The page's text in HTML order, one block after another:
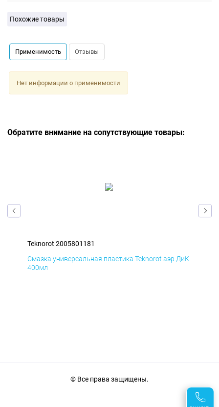
Похожие товары
Применимость Отзывы
Нет информации о применимости
Обратите внимание на сопутствующие товары:
Teknorot 2005801181
Смазка универсальная пластика Teknorot аэр ДиК
400мл
© Все права защищены.